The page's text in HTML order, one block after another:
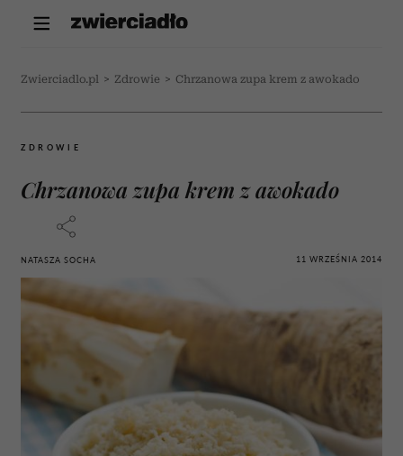
Zwierciadlo.pl > Zdrowie > Chrzanowa zupa krem z awokado
ZDROWIE
Chrzanowa zupa krem z awokado
NATASZA SOCHA 11 WRZEŚNIA 2014